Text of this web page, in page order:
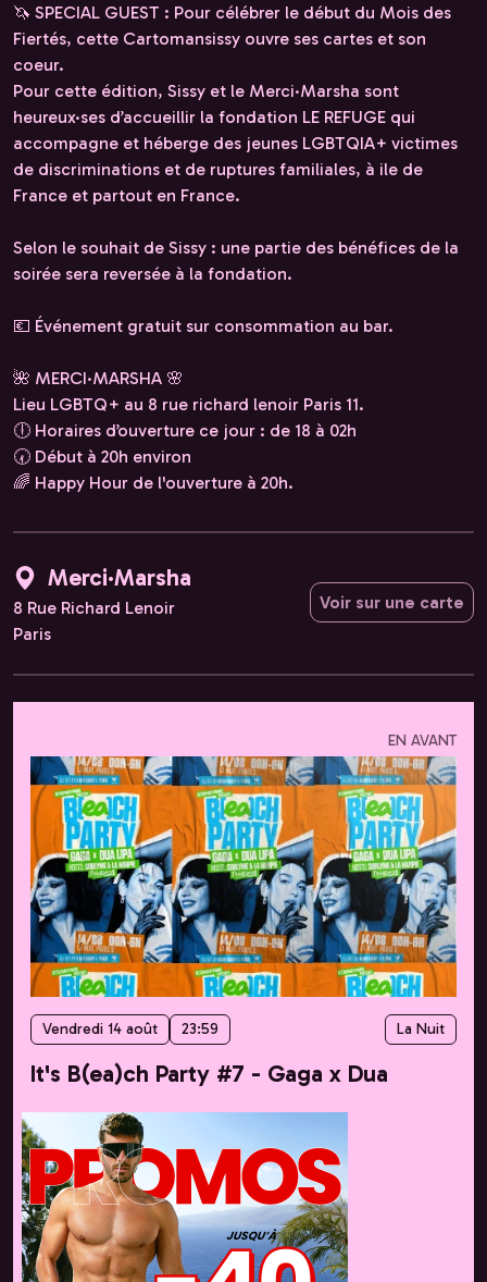
🦄 SPECIAL GUEST : Pour célébrer le début du Mois des
Fiertés, cette Cartomansissy ouvre ses cartes et son
coeur.
Pour cette édition, Sissy et le Merci·Marsha sont
heureux·ses d’accueillir la fondation LE REFUGE qui
accompagne et héberge des jeunes LGBTQIA+ victimes
de discriminations et de ruptures familiales, à ile de
France et partout en France.
Selon le souhait de Sissy : une partie des bénéfices de la
soirée sera reversée à la fondation.
💶 Événement gratuit sur consommation au bar.
🌺 MERCI·MARSHA 🌸
Lieu LGBTQ+ au 8 rue richard lenoir Paris 11.
🕕 Horaires d’ouverture ce jour : de 18 à 02h
🕢 Début à 20h environ
🌈 Happy Hour de l'ouverture à 20h.
Merci·Marsha
8 Rue Richard Lenoir
Paris
Voir sur une carte
EN AVANT
Vendredi 14 août 23:59 La Nuit
It's B(ea)ch Party #7 - Gaga x Dua